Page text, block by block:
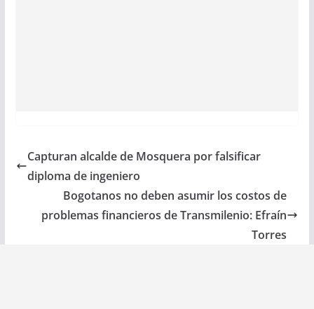
Capturan alcalde de Mosquera por falsificar
diploma de ingeniero
Bogotanos no deben asumir los costos de
problemas financieros de Transmilenio: Efraín
Torres